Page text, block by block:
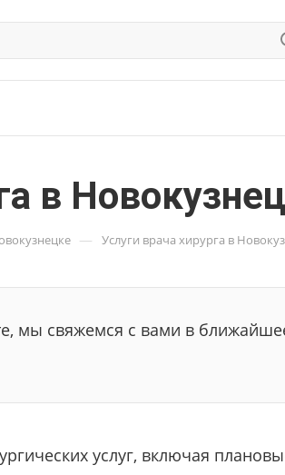
в
— Услуги врача хирурга в
мы свяжемся с вами в
услуг, включая